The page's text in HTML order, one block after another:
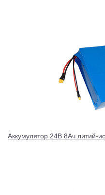
Аккумулятор 24В 8Ач литий-